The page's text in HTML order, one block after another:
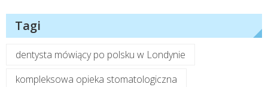
Tagi
dentysta mówiący po polsku w Londynie
kompleksowa opieka stomatologiczna